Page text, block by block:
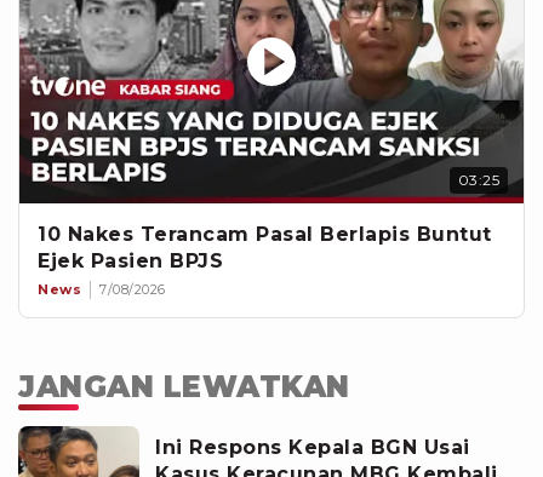
03:25
10 Nakes Terancam Pasal Berlapis Buntut
Ejek Pasien BPJS
News 7/08/2026
JANGAN LEWATKAN
Ini Respons Kepala BGN Usai